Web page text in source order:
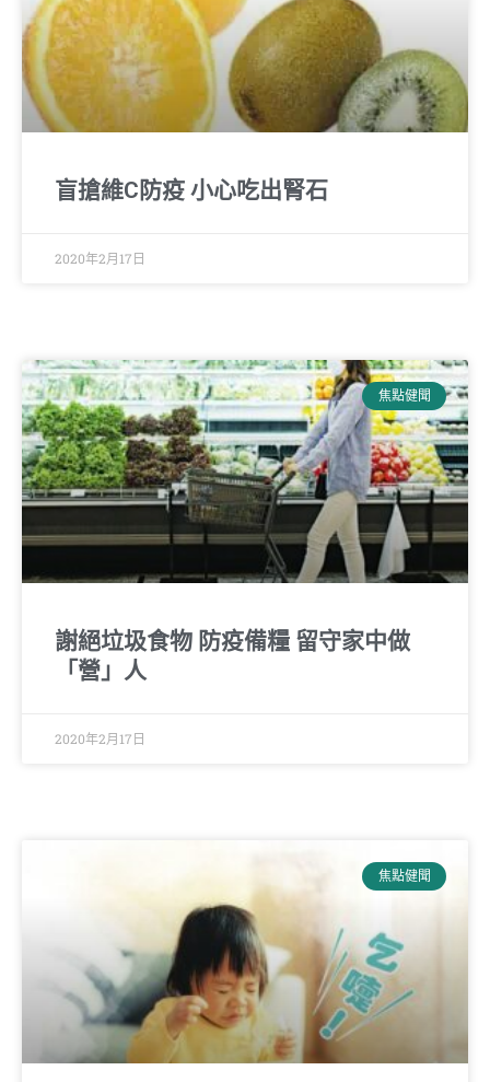
盲搶維C防疫 小心吃出腎石
2020年2月17日
焦點健聞
謝絕垃圾食物 防疫備糧 留守家中做
「營」人
2020年2月17日
焦點健聞